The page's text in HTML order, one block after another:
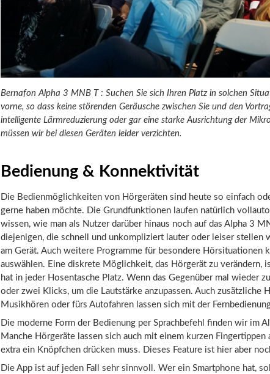
Bernafon Alpha 3 MNB T : Suchen Sie sich Ihren Platz in solchen
vorne, so dass keine störenden Geräusche zwischen Sie und den
intelligente Lärmreduzierung oder gar eine starke Ausrichtung der
müssen wir bei diesen Geräten leider verzichten.
Bedienung & Konnektivität
Die Bedienmöglichkeiten von Hörgeräten sind heute so einfach
gerne haben möchte. Die Grundfunktionen laufen natürlich
wissen, wie man als Nutzer darüber hinaus noch auf das Alpha 3
diejenigen, die schnell und unkompliziert lauter oder leiser stellen
am Gerät. Auch weitere Programme für besondere Hörsituationen
auswählen. Eine diskrete Möglichkeit, das Hörgerät zu verändern,
hat in jeder Hosentasche Platz. Wenn das Gegenüber mal wieder
oder zwei Klicks, um die Lautstärke anzupassen. Auch zusätzliche
Musikhören oder fürs Autofahren lassen sich mit der
Die moderne Form der Bedienung per Sprachbefehl finden wir im
Manche Hörgeräte lassen sich auch mit einem kurzen Fingertippen
extra ein Knöpfchen drücken muss. Dieses Feature ist hier aber
Die App ist auf jeden Fall sehr sinnvoll. Wer ein Smartphone hat,